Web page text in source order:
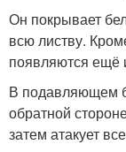
Он покрывает
всю листву.
появляются ещё
В подавляющем
обратной
затем атакует